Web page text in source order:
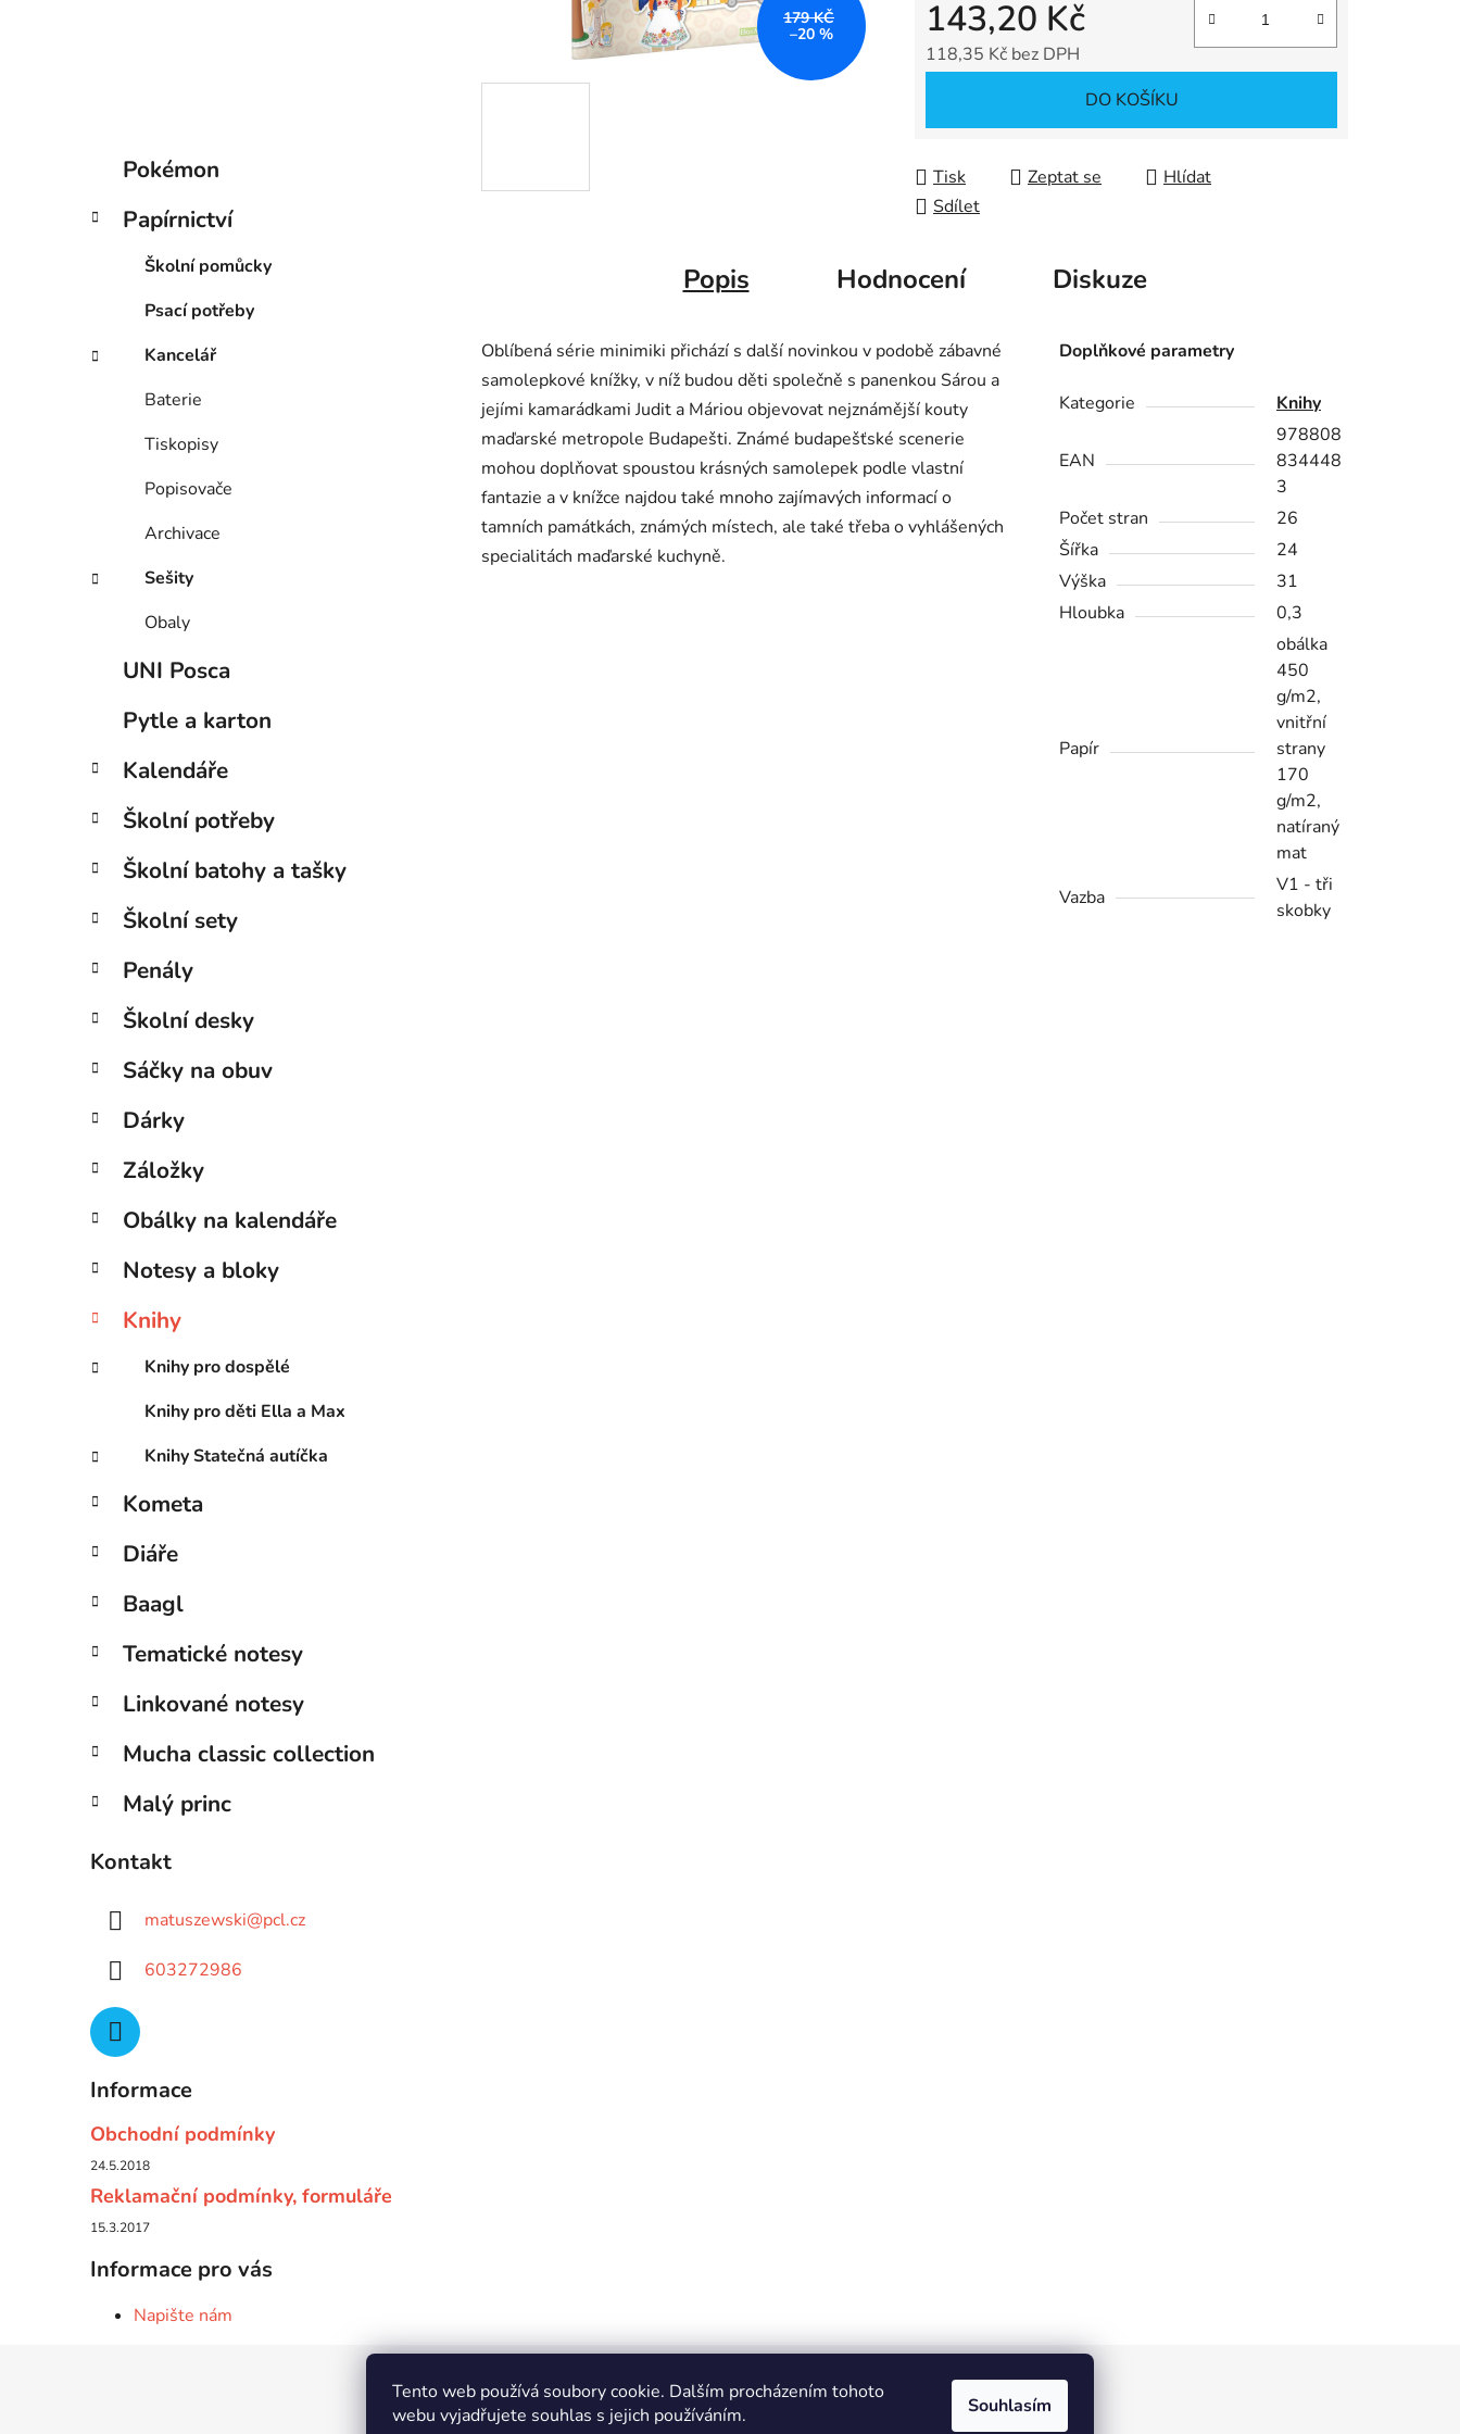
Tento web používá soubory cookie. Dalším procházením tohoto
webu vyjadřujete souhlas s jejich používáním.
Souhlasím
Přeskočit
kategorie
e
e
Pokémon
Papírnictví
Školní pomůcky
Psací potřeby
Kancelář
Baterie
Tiskopisy
Popisovače
Archivace
Sešity
Obaly
UNI Posca
Pytle a karton
Kalendáře
Školní potřeby
Školní batohy a tašky
Školní sety
Penály
Školní desky
Sáčky na obuv
Dárky
Záložky
Obálky na kalendáře
Notesy a bloky
Knihy
Knihy pro dospělé
Knihy pro děti Ella a Max
Knihy Statečná autíčka
Kometa
Diáře
Baagl
Tematické notesy
Linkované notesy
Mucha classic collection
Malý princ
Kontakt
matuszewski@pcl.cz
603272986
Informace
Obchodní podmínky
24.5.2018
Reklamační podmínky, formuláře
15.3.2017
Informace pro vás
Napište nám
hvězdiček.
143,20 Kč
118,35 Kč bez DPH
DO KOŠÍKU
Tisk Zeptat se
Hlídat
Sdílet
179 KČ
–20 %
Popis Hodnocení Diskuze
Oblíbená série minimiki přichází s další novinkou v podobě zábavné
samolepkové knížky, v níž budou děti společně s panenkou Sárou a
jejími kamarádkami Judit a Máriou objevovat nejznámější kouty
maďarské metropole Budapešti. Známé budapešťské scenerie
mohou doplňovat spoustou krásných samolepek podle vlastní
fantazie a v knížce najdou také mnoho zajímavých informací o
tamních památkách, známých místech, ale také třeba o vyhlášených
specialitách maďarské kuchyně.
Doplňkové parametry
Kategorie Knihy
EAN
978808
834448
3
Počet stran
26
Šířka
24
Výška
31
Hloubka
0,3
Papír
obálka
450
g/m2,
vnitřní
strany
170
g/m2,
natíraný
mat
Vazba
V1 - tři
skobky
IT e-shop